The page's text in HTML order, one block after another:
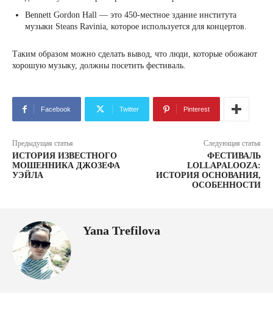
Bennett Gordon Hall — это 450-местное здание института
музыки Steans Ravinia, которое используется для концертов.
Таким образом можно сделать вывод, что люди, которые обожают
хорошую музыку, должны посетить фестиваль.
Facebook Twitter Pinterest
Предыдущая статья
ИСТОРИЯ ИЗВЕСТНОГО
МОШЕННИКА ДЖОЗЕФА
УЭЙЛА
Следующая статья
ФЕСТИВАЛЬ
LOLLAPALOOZA:
ИСТОРИЯ ОСНОВАНИЯ,
ОСОБЕННОСТИ
Yana Trefilova